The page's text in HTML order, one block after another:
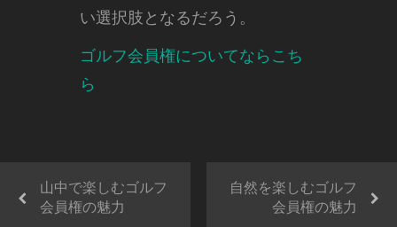
い選択肢となるだろう。
ゴルフ会員権についてならこち
ら
山中で楽しむゴルフ
会員権の魅力
自然を楽しむゴルフ
会員権の魅力